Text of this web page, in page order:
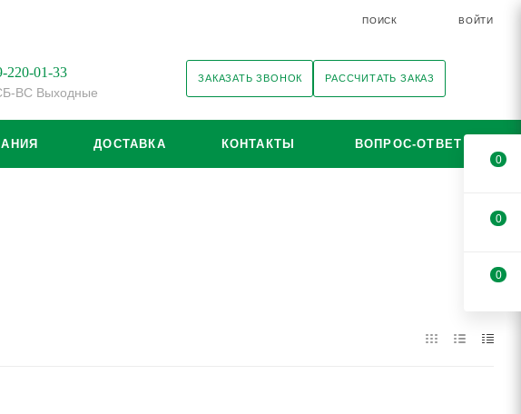
ПОИСК ВОЙТИ
220-01-33
ВС Выходные
ЗАКАЗАТЬ ЗВОНОК РАССЧИТАТЬ ЗАКАЗ
ДОСТАВКА КОНТАКТЫ ВОПРОС-ОТВЕТ
0
0
0